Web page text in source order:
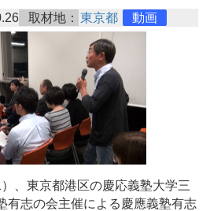
取材地： 東京都 動画
、東京都港区の慶応義塾大学三
有志の会主催による慶應義塾有志